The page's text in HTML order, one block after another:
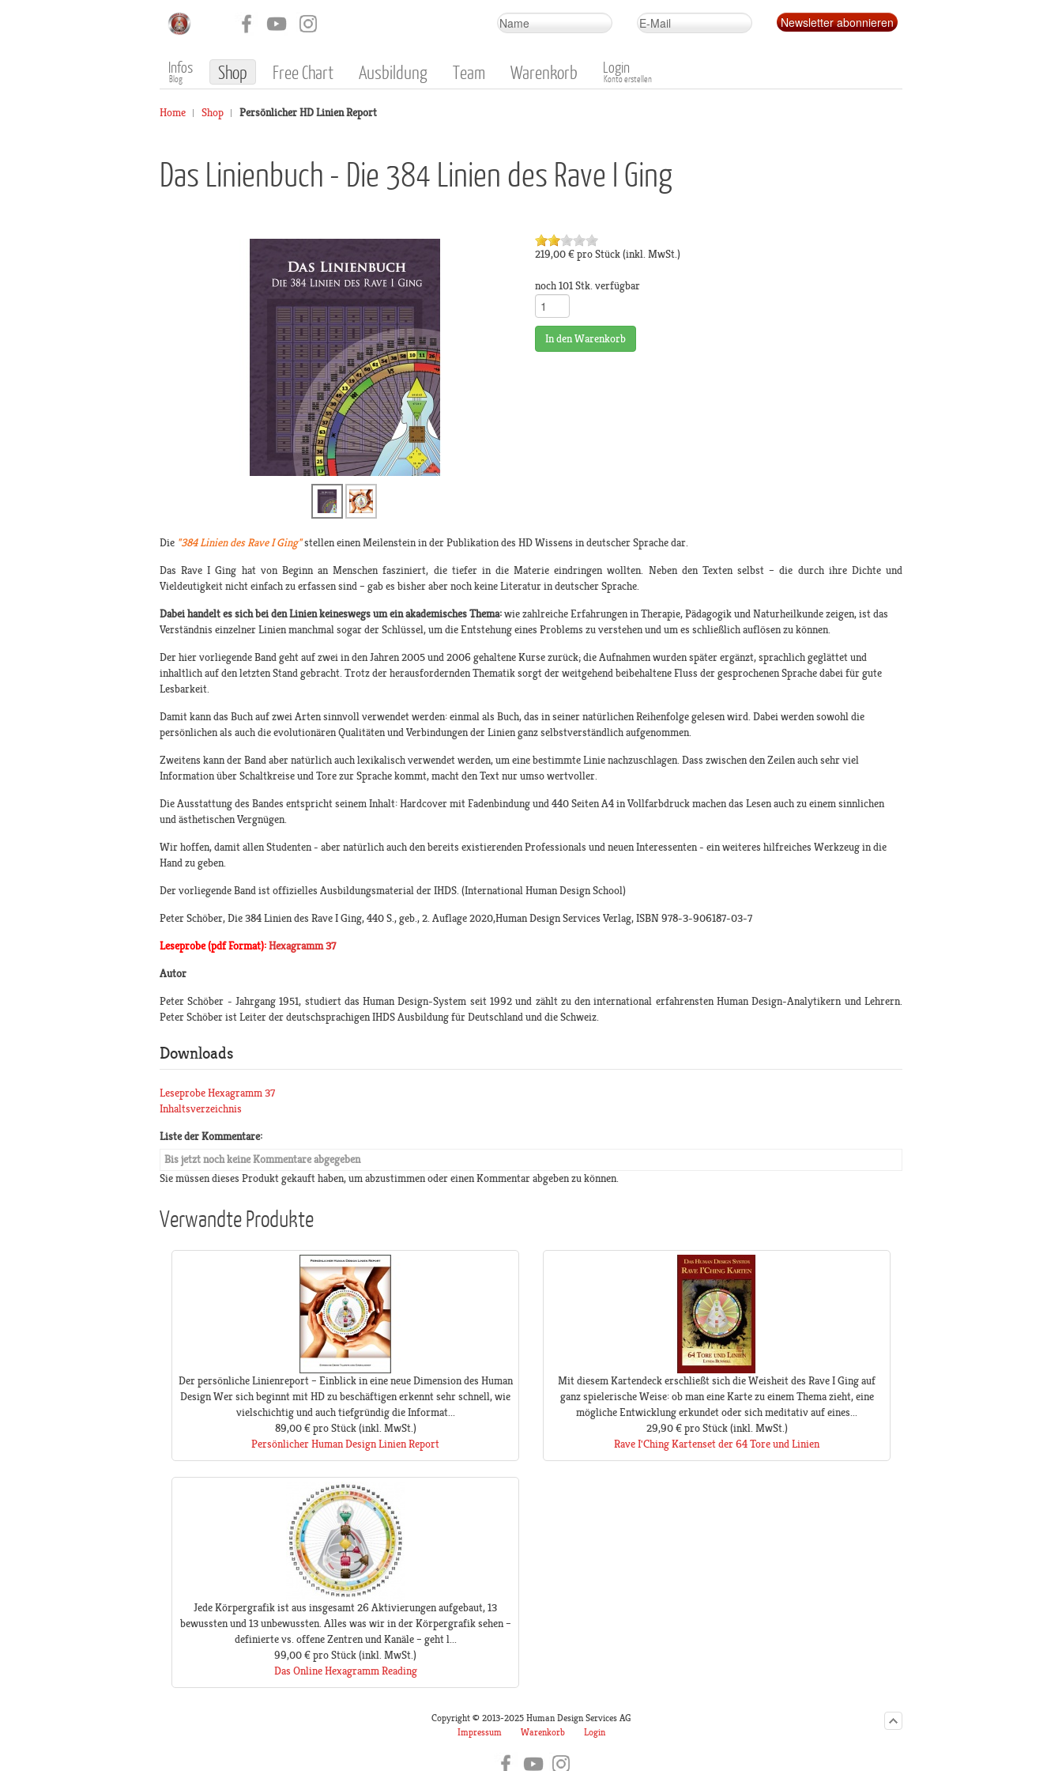
Infos
Blog Shop Free Chart Ausbildung Team Warenkorb Login
Konto erstellen
Home Shop Persönlicher HD Linien Report
Das Linienbuch - Die 384 Linien des Rave I Ging
219,00 €pro Stück(inkl. MwSt.)
noch 101 Stk. verfügbar
In den Warenkorb
Die "384 Linien des Rave I Ging"stellen einen Meilenstein in der Publikation des HD Wissens in deutscher Sprache dar.
Das Rave I Ging hat von Beginn an Menschen fasziniert, die tiefer in die Materie eindringen wollten. Neben den Texten selbst – die durch ihre Dichte und
Vieldeutigkeit nicht einfach zu erfassen sind – gab es bisher aber noch keine Literatur in deutscher Sprache.
Dabei handelt es sich bei den Linien keineswegs um ein akademisches Thema:wie zahlreiche Erfahrungen in Therapie, Pädagogik und Naturheilkunde zeigen, ist das
Verständnis einzelner Linien manchmal sogar der Schlüssel, um die Entstehung eines Problems zu verstehen und um es schließlich auflösen zu können.
Der hier vorliegende Band geht auf zwei in den Jahren 2005 und 2006 gehaltene Kurse zurück; die Aufnahmen wurden später ergänzt, sprachlich geglättet und
inhaltlich auf den letzten Stand gebracht. Trotz der herausfordernden Thematik sorgt der weitgehend beibehaltene Fluss der gesprochenen Sprache dabei für gute
Lesbarkeit.
Damit kann das Buch auf zwei Arten sinnvoll verwendet werden: einmal als Buch, das in seiner natürlichen Reihenfolge gelesen wird. Dabei werden sowohl die
persönlichen als auch die evolutionären Qualitäten und Verbindungen der Linien ganz selbstverständlich aufgenommen.
Zweitens kann der Band aber natürlich auch lexikalisch verwendet werden, um eine bestimmte Linie nachzuschlagen. Dass zwischen den Zeilen auch sehr viel
Information über Schaltkreise und Tore zur Sprache kommt, macht den Text nur umso wertvoller.
Die Ausstattung des Bandes entspricht seinem Inhalt: Hardcover mit Fadenbindung und 440 Seiten A4 in Vollfarbdruck machen das Lesen auch zu einem sinnlichen
und ästhetischen Vergnügen.
Wir hoffen, damit allen Studenten - aber natürlich auch den bereits existierenden Professionals und neuen Interessenten - ein weiteres hilfreiches Werkzeug in die
Hand zu geben.
Der vorliegende Band ist offizielles Ausbildungsmaterial der IHDS. (International Human Design School)
Peter Schöber, Die 384 Linien des Rave I Ging, 440 S., geb., 2. Auflage 2020,Human Design Services Verlag, ISBN 978-3-906187-03-7
Leseprobe (pdf Format):Hexagramm 37
Autor
Peter Schöber - Jahrgang 1951, studiert das Human Design-System seit 1992 und zählt zu den international erfahrensten Human Design-Analytikern und Lehrern.
Peter Schöber ist Leiter der deutschsprachigen IHDS Ausbildung für Deutschland und die Schweiz.
Downloads
Leseprobe Hexagramm 37
Inhaltsverzeichnis
Liste der Kommentare:
Bis jetzt noch keine Kommentare abgegeben
Sie müssen dieses Produkt gekauft haben, um abzustimmen oder einen Kommentar abgeben zu können.
Verwandte Produkte
Der persönliche Linienreport – Einblick in eine neue Dimension des Human
Design Wer sich beginnt mit HD zu beschäftigen erkennt sehr schnell, wie
vielschichtig und auch tiefgründig die Informat...
89,00 € pro Stück(inkl. MwSt.)
Persönlicher Human Design Linien Report
Mit diesem Kartendeck erschließt sich die Weisheit des Rave I Ging auf
ganz spielerische Weise: ob man eine Karte zu einem Thema zieht, eine
mögliche Entwicklung erkundet oder sich meditativ auf eines...
29,90 € pro Stück(inkl. MwSt.)
Rave I'Ching Kartenset der 64 Tore und Linien
Jede Körpergrafik ist aus insgesamt 26 Aktivierungen aufgebaut, 13
bewussten und 13 unbewussten. Alles was wir in der Körpergrafik sehen –
definierte vs. offene Zentren und Kanäle – geht l...
99,00 €pro Stück(inkl. MwSt.)
Das Online Hexagramm Reading
Copyright © 2013-2025 Human Design Services AG
Impressum
Warenkorb Login